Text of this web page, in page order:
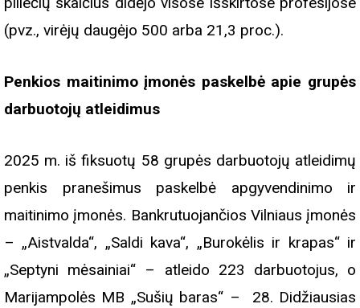
(pvz., virėjų daugėjo 500 arba 21,3 proc.).
Penkios maitinimo įmonės paskelbė apie grupės
darbuotojų atleidimus
2025 m. iš fiksuotų 58 grupės darbuotojų atleidimų
penkis pranešimus paskelbė apgyvendinimo ir
maitinimo įmonės. Bankrutuojančios Vilniaus įmonės
– „Aistvalda“, „Saldi kava“, „Burokėlis ir krapas“ ir
„Septyni mėsainiai“ – atleido 223 darbuotojus, o
Marijampolės MB „Sušių baras“ – 28. Didžiausias